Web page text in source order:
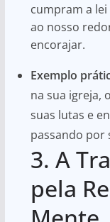
cumpram a
ao nosso
encorajar.
Exemplo
na sua igreja,
suas lutas e
passando por
3. A
pela